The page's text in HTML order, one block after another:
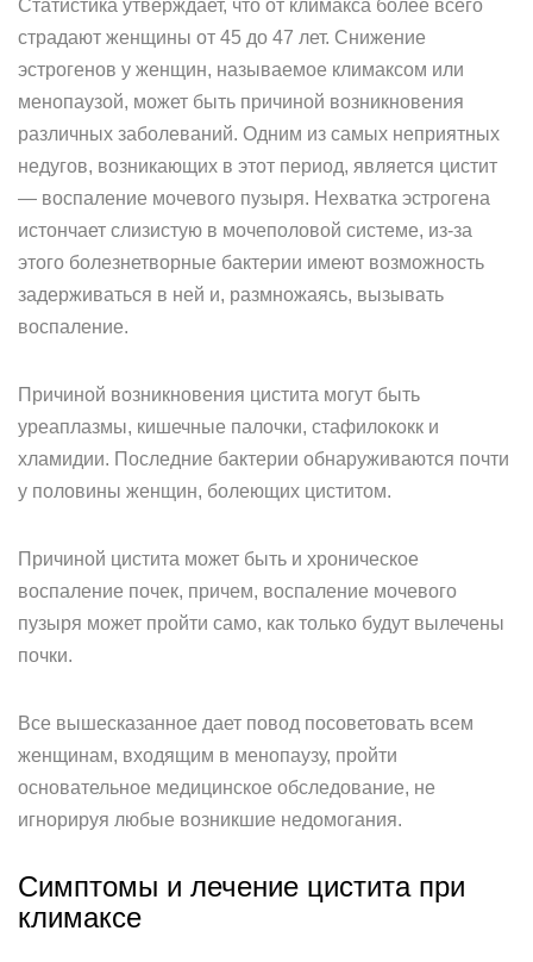
Статистика утверждает, что от климакса более всего
страдают женщины от 45 до 47 лет. Снижение
эстрогенов у женщин, называемое климаксом или
менопаузой, может быть причиной возникновения
различных заболеваний. Одним из самых неприятных
недугов, возникающих в этот период, является цистит
— воспаление мочевого пузыря. Нехватка эстрогена
истончает слизистую в мочеполовой системе, из-за
этого болезнетворные бактерии имеют возможность
задерживаться в ней и, размножаясь, вызывать
воспаление.
Причиной возникновения цистита могут быть
уреаплазмы, кишечные палочки, стафилококк и
хламидии. Последние бактерии обнаруживаются почти
у половины женщин, болеющих циститом.
Причиной цистита может быть и хроническое
воспаление почек, причем, воспаление мочевого
пузыря может пройти само, как только будут вылечены
почки.
Все вышесказанное дает повод посоветовать всем
женщинам, входящим в менопаузу, пройти
основательное медицинское обследование, не
игнорируя любые возникшие недомогания.
Симптомы и лечение цистита при
климаксе